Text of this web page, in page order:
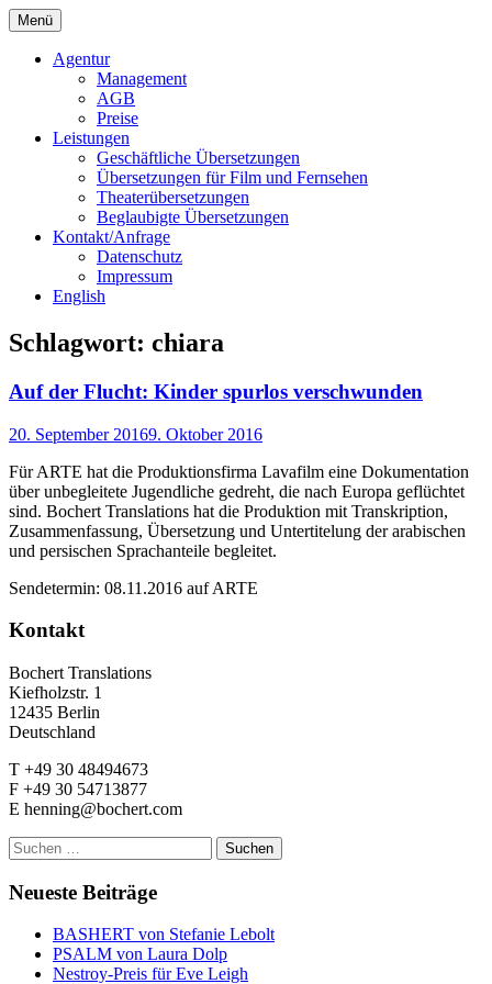
Springe
zum
InhaltBochert Translations
Menü
Agentur
Management
AGB
Preise
Leistungen
Geschäftliche Übersetzungen
Übersetzungen für Film und Fernsehen
Theaterübersetzungen
Beglaubigte Übersetzungen
Kontakt/Anfrage
Datenschutz
Impressum
English
Schlagwort: chiara
Auf der Flucht: Kinder spurlos verschwunden
20. September 20169. Oktober 2016
Für ARTE hat die Produktionsfirma Lavafilm eine Dokumentation
über unbegleitete Jugendliche gedreht, die nach Europa geflüchtet
sind. Bochert Translations hat die Produktion mit Transkription,
Zusammenfassung, Übersetzung und Untertitelung der arabischen
und persischen Sprachanteile begleitet.
Sendetermin: 08.11.2016 auf ARTE
Kontakt
Bochert Translations
Kiefholzstr. 1
12435 Berlin
Deutschland
T +49 30 48494673
F +49 30 54713877
E henning@bochert.com
Suchen
nach:
Neueste Beiträge
BASHERT von Stefanie Lebolt
PSALM von Laura Dolp
Nestroy-Preis für Eve Leigh